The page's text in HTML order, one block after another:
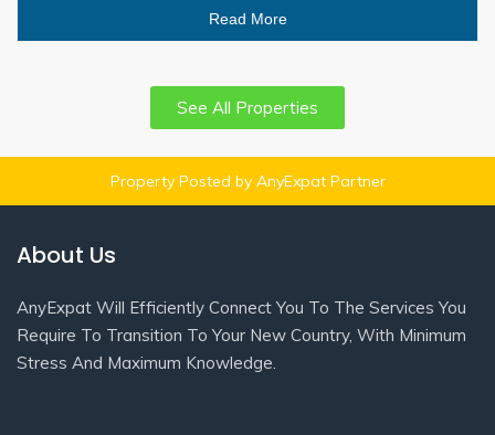
Read More
See All Properties
Property Posted by AnyExpat Partner
About Us
AnyExpat Will Efficiently Connect You To The Services You
Require To Transition To Your New Country, With Minimum
Stress And Maximum Knowledge.